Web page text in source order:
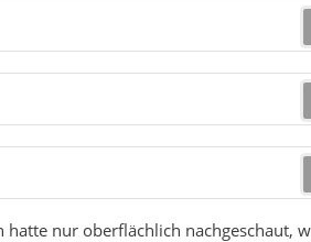
hatte nur oberflächlich nachgeschaut,